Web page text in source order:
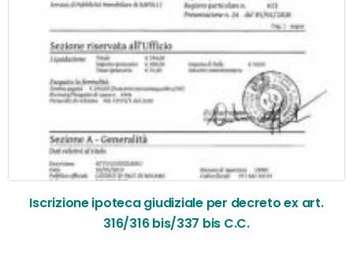
Iscrizione ipoteca giudiziale per decreto ex art.
316/316 bis/337 bis C.C.